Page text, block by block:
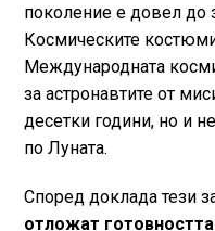
поколение е довел до
Космическите
Международната
за астронавтите от
десетки години, но и
по Луната.
Според доклада тези
отложат